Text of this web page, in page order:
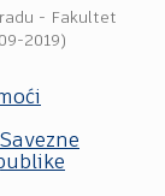
- Fakultet
2019)